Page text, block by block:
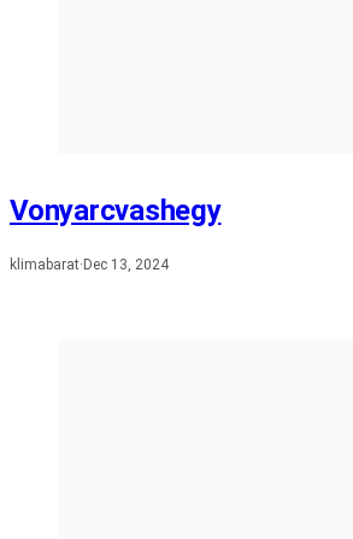
Vonyarcvashegy
klimabarat· Dec 13, 2024